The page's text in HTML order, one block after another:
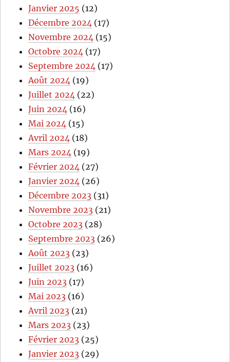
Janvier 2025 (12)
Décembre 2024 (17)
Novembre 2024 (15)
Octobre 2024 (17)
Septembre 2024 (17)
Août 2024 (19)
Juillet 2024 (22)
Juin 2024 (16)
Mai 2024 (15)
Avril 2024 (18)
Mars 2024 (19)
Février 2024 (27)
Janvier 2024 (26)
Décembre 2023 (31)
Novembre 2023 (21)
Octobre 2023 (28)
Septembre 2023 (26)
Août 2023 (23)
Juillet 2023 (16)
Juin 2023 (17)
Mai 2023 (16)
Avril 2023 (21)
Mars 2023 (23)
Février 2023 (25)
Janvier 2023 (29)